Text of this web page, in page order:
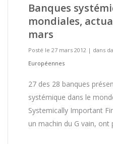
Banques
mondiales,
mars
Posté le 27 mars 2012 | dans
Européennes
27 des 28 banques
systémique dans le
Systemically Important
un machin du G vain, ont